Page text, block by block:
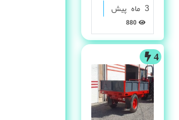
3 ماه پیش
4